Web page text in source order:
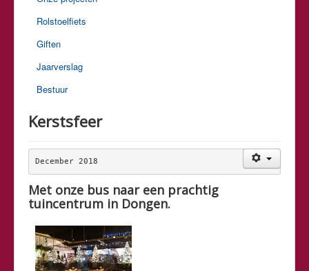
Rolstoelfiets
Giften
Jaarverslag
Bestuur
Kerstsfeer
December 2018
Met onze bus naar een prachtig
tuincentrum in Dongen.